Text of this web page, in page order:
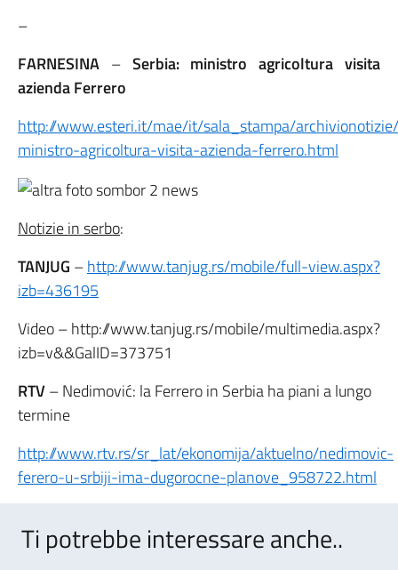
–
FARNESINA – Serbia: ministro agricoltura visita
azienda Ferrero
http://www.esteri.it/mae/it/sala_stampa/
ministro-agricoltura-visita-azienda-ferrero.html
Notizie in serbo:
TANJUG –http://www.tanjug.rs/mobile/full-view.aspx?
izb=436195
Video – http://www.tanjug.rs/mobile/multimedia.aspx?
izb=v&&GalID=373751
RTV– Nedimović: la Ferrero in Serbia ha piani a lungo
termine
http://www.rtv.rs/sr_lat/ekonomija/aktuelno/nedimovic-
ferero-u-srbiji-ima-dugorocne-planove_958722.html
Ti potrebbe interessare anche..